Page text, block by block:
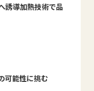
誘導加熱技術で品
可能性に挑む